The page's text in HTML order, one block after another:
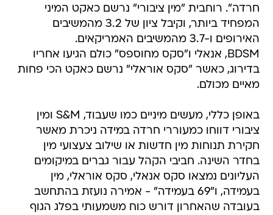
חרדה". רוחבית "מין ציבורי" נרשם כאקט המיני
המפחיד ביותר, וקיבל ציון של 3.2 מהמשיבים
האירופים ו-3.7 מהמשיבים האמריקאים.
BDSM, אנאלי ו"סקס מחוספס" כולם הגיעו אחריו
בדירוג, כאשר "סקס אוראלי" נרשם כאקט הכי פחות
מאיים מכולם.
באופן כללי, מעשים מיניים כמו שעבוד, S&M ומין
ציבורי דווחו כמעוררי חרדה במידה ניכרת מאשר
חקירת תנוחות מין חדשות או שילוב צעצועי מין
בחדר השינה. חביבי הקהל עבור גברים במיקומים
העליונים נמצאו סקס אנאלי, סקס אוראלי, מין
בעמידה, ו"69 בעמידה" - אמירה נועזת בהתחשב
בעובדה שהאחרון דורש כוח משמעותי בפלג הגוף